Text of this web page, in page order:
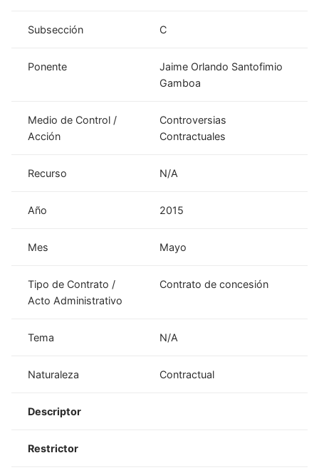
Subsección C
Ponente
Jaime Orlando Santofimio
Gamboa
Medio de Control /
Acción
Controversias
Contractuales
Recurso N/A
Año 2015
Mes Mayo
Tipo de Contrato /
Acto Administrativo
Contrato de concesión
Tema N/A
Naturaleza Contractual
Descriptor
Restrictor